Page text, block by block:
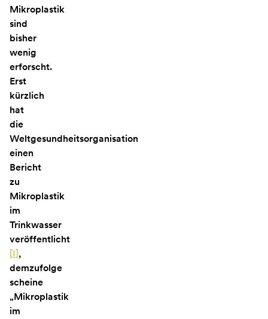
Mikroplastik
sind
bisher
wenig
erforscht.
Erst
kürzlich
hat
die
Weltgesundheitsorganisation
einen
Bericht
zu
Mikroplastik
im
Trinkwasser
veröffentlicht
[I],
demzufolge
scheine
„Mikroplastik
im